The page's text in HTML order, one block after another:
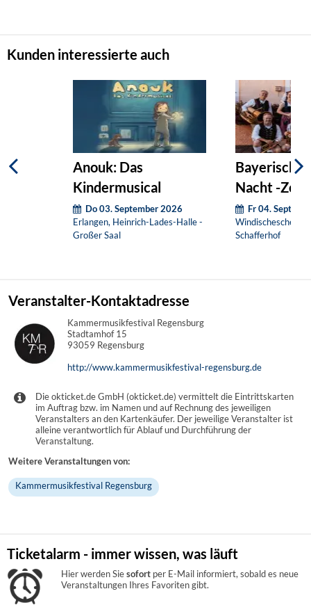
Kunden interessierte auch
Anouk: Das
Kindermusical
Do 03. September 2026
Erlangen, Heinrich-Lades-Halle -
Großer Saal
Bayerisch
Nacht -
Schilcher
Fr 04.
Schafferhof
Veranstalter-Kontaktadresse
Kammermusikfestival Regensburg
Stadtamhof 15
93059 Regensburg
http://www.kammermusikfestival-regensburg.de
Die okticket.de GmbH (okticket.de) vermittelt die Eintrittskarten
im Auftrag bzw. im Namen und auf Rechnung des jeweiligen
Veranstalters an den Kartenkäufer. Der jeweilige Veranstalter ist
alleine verantwortlich für Ablauf und Durchführung der
Veranstaltung.
Weitere Veranstaltungen von:
Kammermusikfestival Regensburg
Ticketalarm - immer wissen, was läuft
Hier werden Siesofort per E-Mail informiert, sobald es neue
Veranstaltungen Ihres Favoriten gibt.